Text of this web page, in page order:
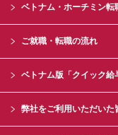
ベトナム・ホーチミン
ご就職・転職の流れ
ベトナム版「クイック
弊社をご利用いただいた